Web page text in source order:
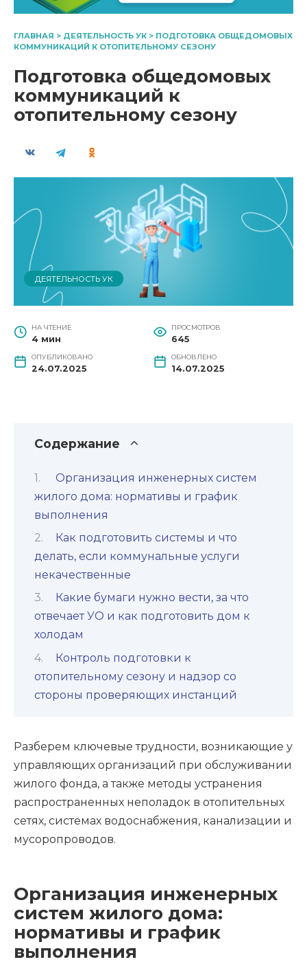
ГЛАВНАЯ > ДЕЯТЕЛЬНОСТЬ УК > ПОДГОТОВКА ОБЩЕДОМОВЫХ
КОММУНИКАЦИЙ К ОТОПИТЕЛЬНОМУ СЕЗОНУ
Подготовка общедомовых
коммуникаций к
отопительному сезону
ДЕЯТЕЛЬНОСТЬ УК
НА ЧТЕНИЕ
4 мин
ПРОСМОТРОВ
645
ОПУБЛИКОВАНО
24.07.2025
ОБНОВЛЕНО
14.07.2025
Содержание
Организация инженерных систем
жилого дома: нормативы и график
выполнения
Как подготовить системы и что
делать, если коммунальные услуги
некачественные
Какие бумаги нужно вести, за что
отвечает УО и как подготовить дом к
холодам
Контроль подготовки к
отопительному сезону и надзор со
стороны проверяющих инстанций
Разберем ключевые трудности, возникающие у
управляющих организаций при обслуживании
жилого фонда, а также методы устранения
распространенных неполадок в отопительных
сетях, системах водоснабжения, канализации и
мусоропроводов.
Организация инженерных
систем жилого дома:
нормативы и график
выполнения